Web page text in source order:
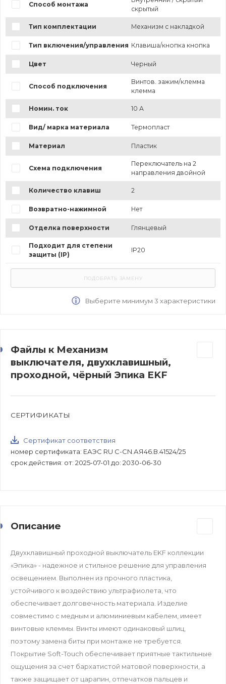
Способ монтажа
скрытый
Тип комплектации Механизм с накладкой
Тип включения/управления Клавиша/кнопка кнопка
Цвет Черный
Способ подключения
Винтов. зажим/клемма
клемма
Номин. ток 10 А
Вид/ марка материала Термопласт
Материал Пластик
Схема подключения
Переключатель на 2
направления двойной
Количество клавиш 2
Возвратно-нажимной Нет
Отделка поверхности Глянцевый
Подходит для степени
защиты (IP)
IP20
Выберите минимум 3 характеристики
Файлы к Механизм
выключателя, двухклавишный,
проходной, чёрный Эпика EKF
СЕРТИФИКАТЫ
Сертификат соответствия
номер сертификата: ЕАЭС RU C-CN.АЯ46.В.41524/25
срок действия: от: 2025-07-01 до: 2030-06-30
Описание
Двухклавишный проходной выключатель EKF коллекции
«Эпика» - надежное и стильное решение для управления
освещением. Выполнен из прочного пластика,
устойчивого к воздействию ультрафиолета, что
обеспечивает долговечность материала. Изделие
совместимо с медным и алюминиевым кабелем, имеет
винтовые клеммы. Винты имеют одинаковый шлиц,
поэтому замена биты при монтаже не требуется.
Покрытие Soft-Touch обеспечивает приятные тактильные
ощущения за счет бархатистой матовой поверхности, а
также защищает от царапин, отпечатков пальцев и